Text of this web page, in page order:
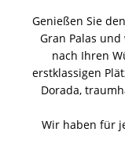
Genießen Sie
Gran Palas
nach Ihren
erstklassigen
Dorada,
Wir haben für